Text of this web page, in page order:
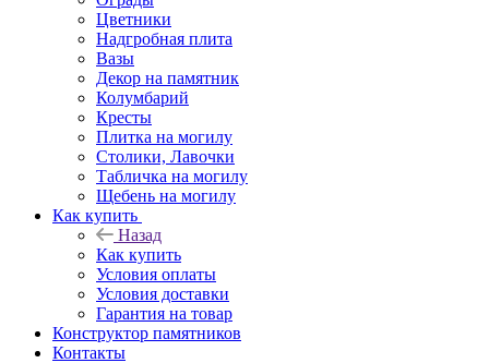
Цветники
Надгробная плита
Вазы
Декор на памятник
Колумбарий
Кресты
Плитка на могилу
Столики, Лавочки
Табличка на могилу
Щебень на могилу
Как купить
Назад
Как купить
Условия оплаты
Условия доставки
Гарантия на товар
Конструктор памятников
Контакты